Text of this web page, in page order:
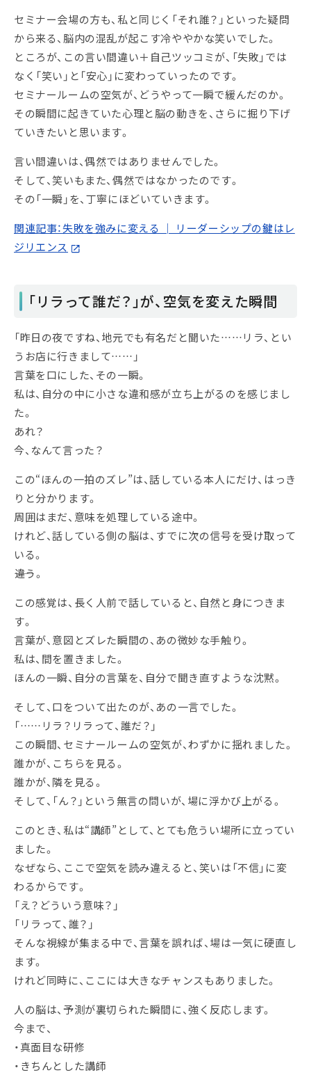
セミナー会場の方も、私と同じく「それ誰？」といった疑問
から来る、脳内の混乱が起こす冷ややかな笑いでした。
ところが、この言い間違い＋自己ツッコミが、「失敗」では
なく「笑い」と「安心」に変わっていったのです。
セミナールームの空気が、どうやって一瞬で緩んだのか。
その瞬間に起きていた心理と脳の動きを、さらに掘り下げ
ていきたいと思います。
言い間違いは、偶然ではありませんでした。
そして、笑いもまた、偶然ではなかったのです。
その「一瞬」を、丁寧にほどいていきます。
関連記事：失敗を強みに変える │ リーダーシップの鍵はレ
ジリエンス
「リラって誰だ？」が、空気を変えた瞬間
「昨日の夜ですね、地元でも有名だと聞いた……リラ、とい
うお店に行きまして……」
言葉を口にした、その一瞬。
私は、自分の中に小さな違和感が立ち上がるのを感じまし
た。
あれ？
今、なんて言った？
この“ほんの一拍のズレ”は、話している本人にだけ、はっき
りと分かります。
周囲はまだ、意味を処理している途中。
けれど、話している側の脳は、すでに次の信号を受け取って
いる。
――違う。
この感覚は、長く人前で話していると、自然と身につきま
す。
言葉が、意図とズレた瞬間の、あの微妙な手触り。
私は、間を置きました。
ほんの一瞬、自分の言葉を、自分で聞き直すような沈黙。
そして、口をついて出たのが、あの一言でした。
「……リラ？リラって、誰だ？」
この瞬間、セミナールームの空気が、わずかに揺れました。
誰かが、こちらを見る。
誰かが、隣を見る。
そして、「ん？」という無言の問いが、場に浮かび上がる。
このとき、私は“講師”として、とても危うい場所に立ってい
ました。
なぜなら、ここで空気を読み違えると、笑いは「不信」に変
わるからです。
「え？どういう意味？」
「リラって、誰？」
そんな視線が集まる中で、言葉を誤れば、場は一気に硬直し
ます。
けれど同時に、ここには大きなチャンスもありました。
人の脳は、予測が裏切られた瞬間に、強く反応します。
今まで、
・真面目な研修
・きちんとした講師